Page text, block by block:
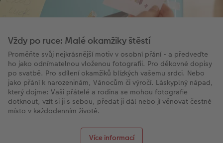
Vždy po ruce: Malé okamžiky štěstí
Proměňte svůj nejkrásnější motiv v osobní přání - a předveďte
ho jako odnímatelnou vloženou fotografii. Pro děkovné dopisy
po svatbě. Pro sdílení okamžiků blízkých vašemu srdci. Nebo
jako přání k narozeninám, Vánocům či výročí. Láskyplný nápad,
který dojme: Vaši přátelé a rodina se mohou fotografie
dotknout, vzít si ji s sebou, předat ji dál nebo jí věnovat čestné
místo v každodenním životě.
Více informací